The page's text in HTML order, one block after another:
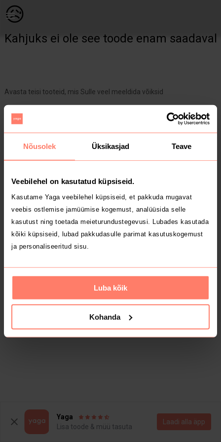
Nõusolek Üksikasjad Teave
Veebilehel on kasutatud küpsiseid.
Kasutame Yaga veebilehel küpsiseid, et pakkuda mugavat
veebis ostlemise jamüümise kogemust, analüüsida selle
kasutust ning toetada meieturundustegevusi. Lubades kasutada
kõiki küpsiseid, lubad pakkudasulle parimat kasutuskogemust
ja personaliseeritud sisu.
Luba kõik
Kohanda
😥
Kahjuks ei ole see toode enam saadaval
Avasta teisi tooteid, mis Sulle veel meeldida võiksid
Yaga
Lisa toode & müü tasuta
Laadi alla äpp